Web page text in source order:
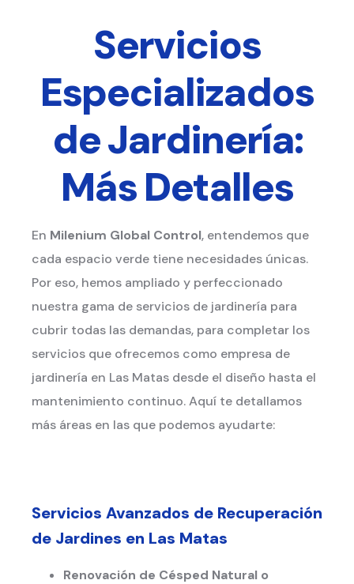
Servicios
Especializados
de Jardinería:
Más Detalles
En Milenium Global Control, entendemos que
cada espacio verde tiene necesidades únicas.
Por eso, hemos ampliado y perfeccionado
nuestra gama de servicios de jardinería para
cubrir todas las demandas, para completar los
servicios que ofrecemos como empresa de
jardinería en Las Matas desde el diseño hasta el
mantenimiento continuo. Aquí te detallamos
más áreas en las que podemos ayudarte:
Servicios Avanzados de Recuperación
de Jardines en Las Matas
Renovación de Césped Natural o